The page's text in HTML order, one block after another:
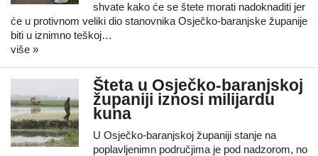
shvate kako će se štete morati nadoknaditi jer
će u protivnom veliki dio stanovnika Osječko-baranjske županije
biti u iznimno teškoj…
više »
Šteta u Osječko-baranjskoj
županiji iznosi milijardu
kuna
U Osječko-baranjskoj županiji stanje na
poplavljenimn područjima je pod nadzorom, no